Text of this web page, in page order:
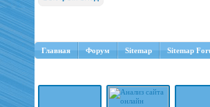
Главная Форум Sitemap Sitemap